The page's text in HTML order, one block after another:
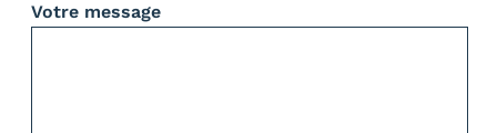
Votre message